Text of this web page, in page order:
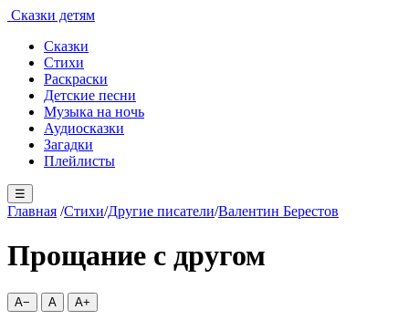
Сказки детям
Сказки
Стихи
Раскраски
Детские песни
Музыка на ночь
Аудиосказки
Загадки
Плейлисты
☰
Главная /Стихи/Другие писатели/Валентин Берестов
Прощание с другом
A− A A+